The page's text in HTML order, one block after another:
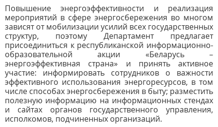
Повышение энергоэффективности и реализация
мероприятий в сфере энергосбережения во многом
зависят от мобилизации усилий всех государственных
структур, поэтому Департамент предлагает
присоединиться к республиканской информационно-
образовательной акции «Беларусь –
энергоэффективная страна» и принять активное
участие: информировать сотрудников о важности
эффективного использования энергоресурсов, в том
числе способах энергосбережения в быту; разместить
полезную информацию на информационных стендах
и сайтах органов государственного управления,
исполкомов, подчиненных организаций.